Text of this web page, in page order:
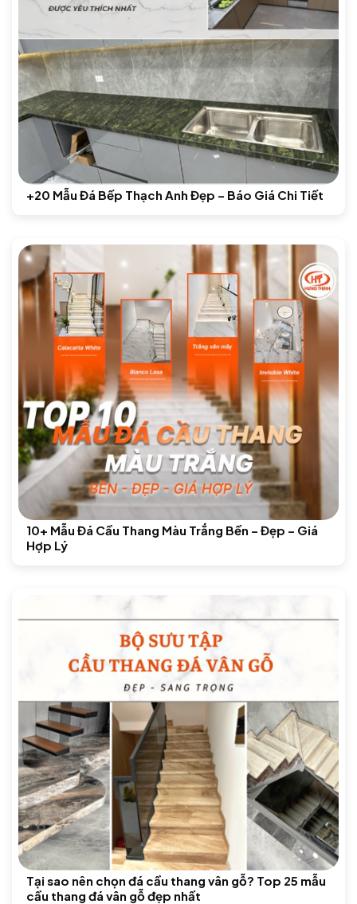
+20 Mẫu Đá Bếp Thạch Anh Đẹp – Báo Giá Chi Tiết
10+ Mẫu Đá Cầu Thang Màu Trắng Bền – Đẹp – Giá
Hợp Lý
Tại sao nên chọn đá cầu thang vân gỗ? Top 25 mẫu
cầu thang đá vân gỗ đẹp nhất